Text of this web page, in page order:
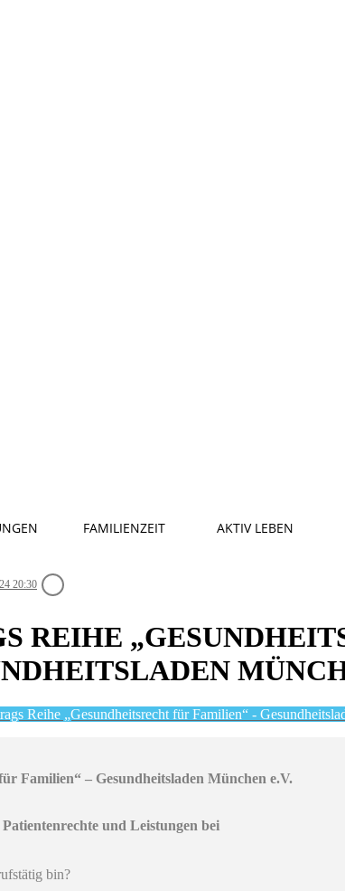
FAMILIENZEIT AKTIV LEBEN
20:30
REIHE
Reihe „Gesundheitsrecht für Familien“ -
Familien“ – Gesundheitsladen München e.V.
und Leistungen bei
bin?